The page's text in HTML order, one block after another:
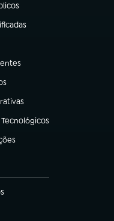
nova aba)
aba)
aba)
aba)